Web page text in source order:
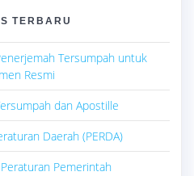
TERBARU
Tersumpah untuk
Resmi
dan Apostille
Daerah (PERDA)
Pemerintah